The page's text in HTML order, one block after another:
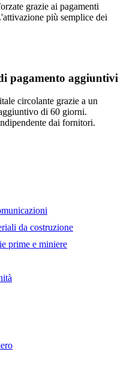
grazie ai pagamenti
più semplice dei
pagamento aggiuntivi
circolante grazie a un
di 60 giorni.
dai fornitori.
da costruzione
prime e miniere